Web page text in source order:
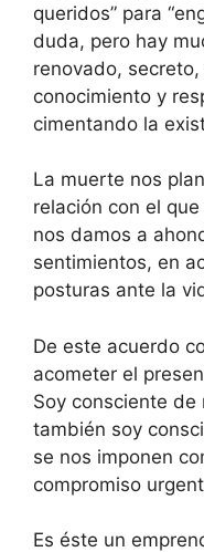
queridos” para
duda, pero hay
renovado,
conocimiento y
cimentando la
La muerte nos
relación con el
nos damos a
sentimientos, en
posturas ante la
De este acuerdo
acometer el
Soy consciente
también soy
se nos imponen
compromiso
Es éste un